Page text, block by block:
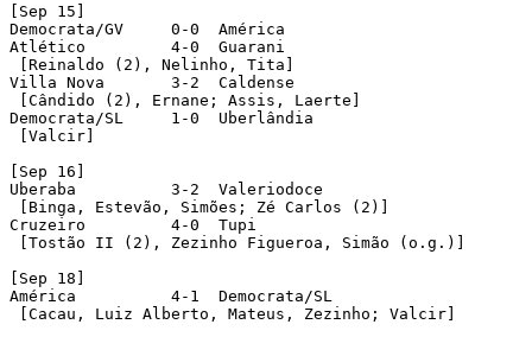
[Sep 15]
Democrata/GV	 0-0  América
Atlético	 4-0  Guarani
[Reinaldo (2), Nelinho, Tita]
Villa Nova	 3-2  Caldense
[Cândido (2), Ernane; Assis, Laerte]
Democrata/SL	 1-0  Uberlândia
[Valcir]
[Sep 16]
Uberaba		 3-2  Valeriodoce
[Binga, Estevão, Simões; Zé Carlos (2)]
Cruzeiro	 4-0  Tupi
[Tostão II (2), Zezinho Figueroa, Simão (o.g.)]
[Sep 18]
América	 	 4-1  Democrata/SL
[Cacau, Luiz Alberto, Mateus, Zezinho; Valcir]